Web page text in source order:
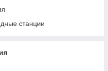
станции